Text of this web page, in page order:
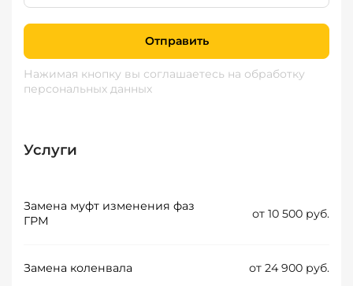
Отправить
Нажимая кнопку вы соглашаетесь на обработку
персональных данных
Услуги
Замена муфт изменения фаз
ГРМ
от 10 500 руб.
Замена коленвала от 24 900 руб.